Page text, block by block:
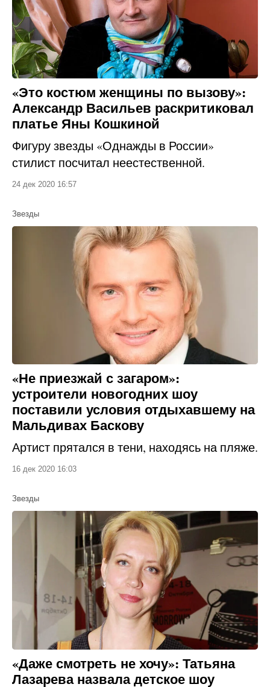
«Это костюм женщины по вызову»:
Александр Васильев раскритиковал
платье Яны Кошкиной
Фигуру звезды «Однажды в России»
стилист посчитал неестественной.
24 дек 2020 16:57
Звезды
«Не приезжай с загаром»:
устроители новогодних шоу
поставили условия отдыхавшему на
Мальдивах Баскову
Артист прятался в тени, находясь на пляже.
16 дек 2020 16:03
Звезды
«Даже смотреть не хочу»: Татьяна
Лазарева назвала детское шоу